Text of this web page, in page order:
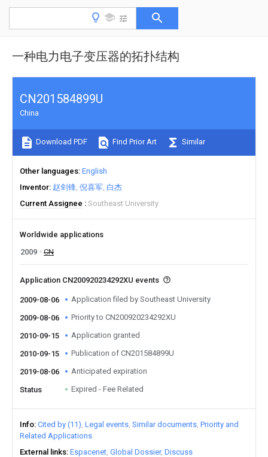
一种电力电子变压器的拓扑结构
CN201584899U
China
Download PDF Find Prior Art Similar
Other languages English
Inventor 赵剑锋 倪喜军 白杰
Current Assignee
Southeast University
Worldwide applications
2009
CN
Application CN200920234292XU events
2009-08-06 Application filed by Southeast University
2009-08-06 Priority to CN200920234292XU
2010-09-15 Application granted
2010-09-15 Publication of CN201584899U
2019-08-06 Anticipated expiration
Status Expired - Fee Related
Info Cited by (11) Legal events Similar documents Priority and
Related Applications
External links Espacenet Global Dossier Discuss